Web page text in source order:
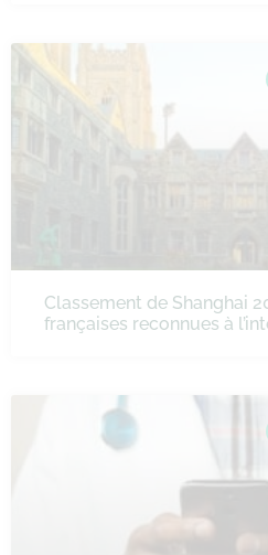
Classement de Shanghai
françaises reconnues à